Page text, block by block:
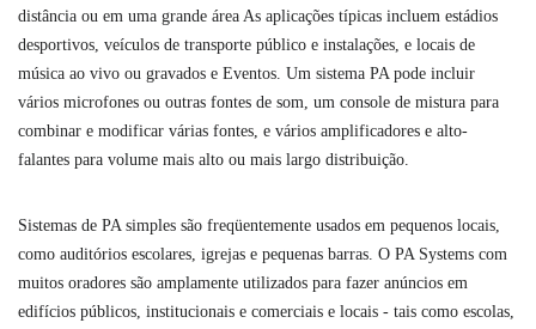
distância ou em uma grande área As aplicações típicas incluem estádios
desportivos, veículos de transporte público e instalações, e locais de
música ao vivo ou gravados e Eventos. Um sistema PA pode incluir
vários microfones ou outras fontes de som, um console de mistura para
combinar e modificar várias fontes, e vários amplificadores e alto-
falantes para volume mais alto ou mais largo distribuição.
Sistemas de PA simples são freqüentemente usados ​​em pequenos locais,
como auditórios escolares, igrejas e pequenas barras. O PA Systems com
muitos oradores são amplamente utilizados para fazer anúncios em
edifícios públicos, institucionais e comerciais e locais - tais como escolas,